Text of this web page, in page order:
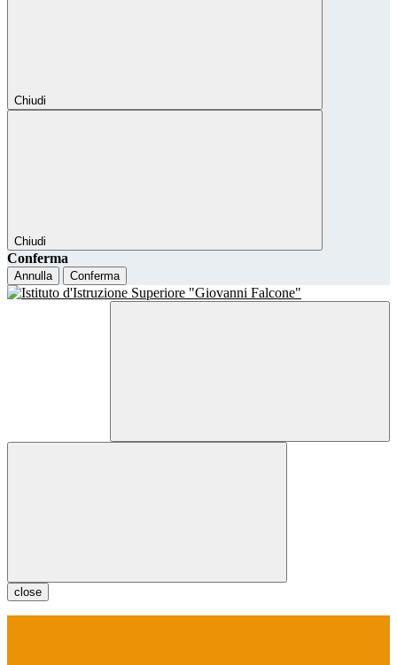
Chiudi
Chiudi
Conferma
Annulla Conferma
close